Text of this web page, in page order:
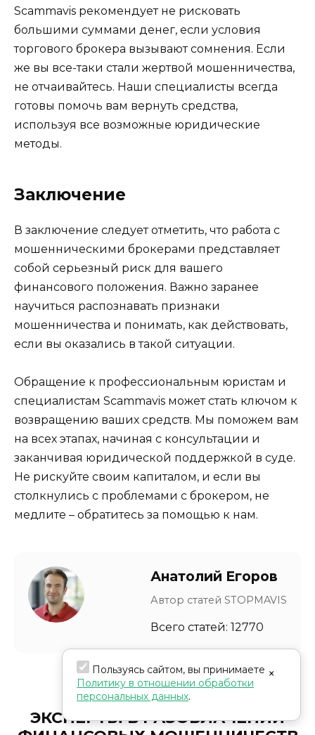
Scammavis рекомендует не рисковать
большими суммами денег, если условия
торгового брокера вызывают сомнения. Если
же вы все-таки стали жертвой мошенничества,
не отчаивайтесь. Наши специалисты всегда
готовы помочь вам вернуть средства,
используя все возможные юридические
методы.
Заключение
В заключение следует отметить, что работа с
мошенническими брокерами представляет
собой серьезный риск для вашего
финансового положения. Важно заранее
научиться распознавать признаки
мошенничества и понимать, как действовать,
если вы оказались в такой ситуации.
Обращение к профессиональным юристам и
специалистам Scammavis может стать ключом к
возвращению ваших средств. Мы поможем вам
на всех этапах, начиная с консультации и
заканчивая юридической поддержкой в суде.
Не рискуйте своим капиталом, и если вы
столкнулись с проблемами с брокером, не
медлите – обратитесь за помощью к нам.
Анатолий Егоров
Автор статей STOPMAVIS
Всего статей: 12770
ЭКСПЕРТЫ В РАЗОБЛАЧЕНИИ
×
Пользуясь сайтом, вы принимаете
Политику в отношении обработки
персональных данных.